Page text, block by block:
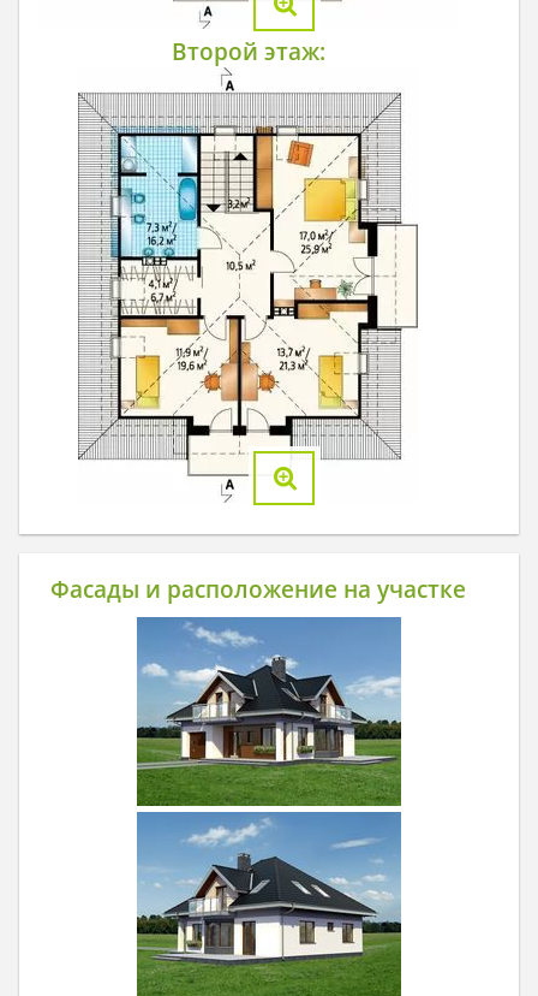
Второй этаж:
Фасады и расположение на участке